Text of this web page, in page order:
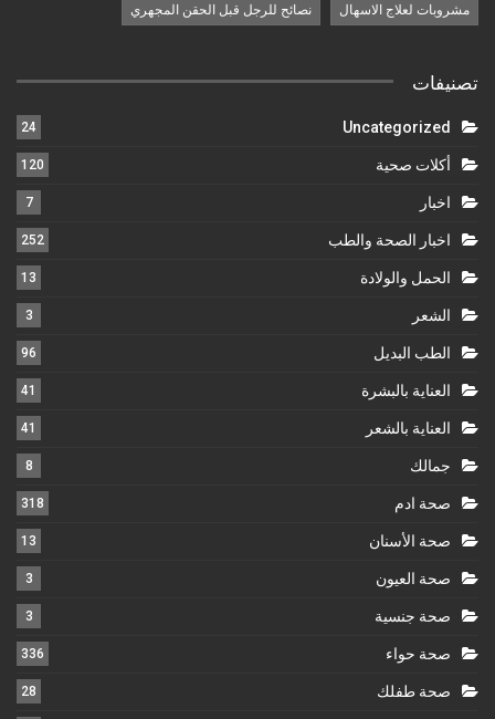
مشروبات لعلاج الاسهال نصائح للرجل قبل الحقن المجهري
تصنيفات
Uncategorized
24
أكلات صحية 120
اخبار 7
اخبار الصحة والطب 252
الحمل والولادة 13
الشعر 3
الطب البديل 96
العناية بالبشرة 41
العناية بالشعر 41
جمالك 8
صحة ادم 318
صحة الأسنان 13
صحة العيون 3
صحة جنسية 3
صحة حواء 336
صحة طفلك 28